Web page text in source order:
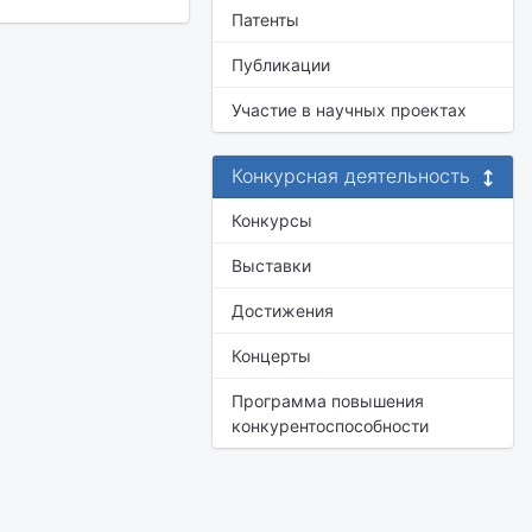
Патенты
Публикации
Участие в научных проектах
Конкурсная деятельность
Конкурсы
Выставки
Достижения
Концерты
Программа повышения
конкурентоспособности